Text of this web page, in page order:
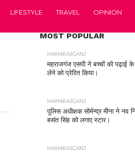
LIFESTYLE TRAVEL OPINION
MOST POPULAR
MAHARAJGANJ
महराजगंज एसपी ने बच्चों को पढ़ाई
लेने को प्रेरित किया।
MAHARAJGANJ
पुलिस अधीक्षक सोमेन्द्र मीना ने नव
बसंत सिंह को लगाए स्टार।
MAHARAJGANJ